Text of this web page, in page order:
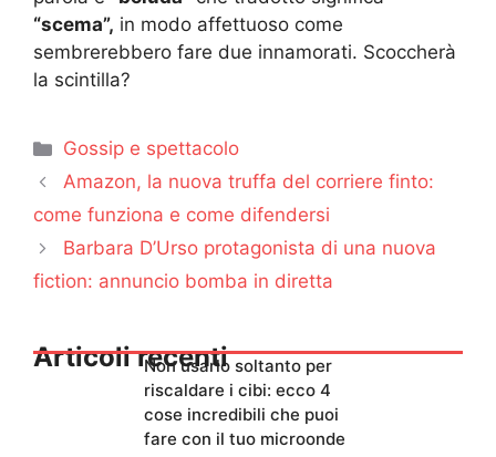
“scema”, in modo affettuoso come
sembrerebbero fare due innamorati. Scoccherà
la scintilla?
Categorie
Gossip e spettacolo
Amazon, la nuova truffa del corriere finto:
come funziona e come difendersi
Barbara D’Urso protagonista di una nuova
fiction: annuncio bomba in diretta
Articoli recentiNon usarlo soltanto per
riscaldare i cibi: ecco 4
cose incredibili che puoi
fare con il tuo microonde